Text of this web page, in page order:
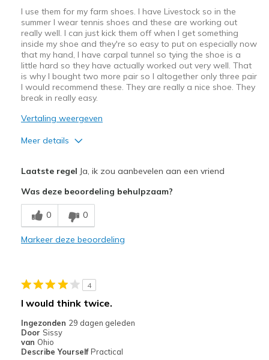
Width
Feels true to width
Sizing
Feels true to size
View On Shoes
I'm Into Shoes
I use them for my farm shoes. I have Livestock so in the
summer I wear tennis shoes and these are working out
really well. I can just kick them off when I get something
inside my shoe and they're so easy to put on especially now
that my hand, I have carpal tunnel so tying the shoe is a
little hard so they have actually worked out very well. That
is why I bought two more pair so I altogether only three pair
I would recommend these. They are really a nice shoe. They
break in really easy.
Vertaling weergeven
Meer details
Comfortable
Durable
I have Livestock so I use these for my around th
Width
Feels true to width
Sizing
View On Shoes
Shoes are for Wearing
Laatste regel Ja, ik zou aanbevelen aan een vriend
Was deze beoordeling behulpzaam?
0 0
Markeer deze beoordeling
4
I would think twice.
Ingezonden 29 dagen geleden
Door Sissy
van Ohio
Describe Yourself Practical